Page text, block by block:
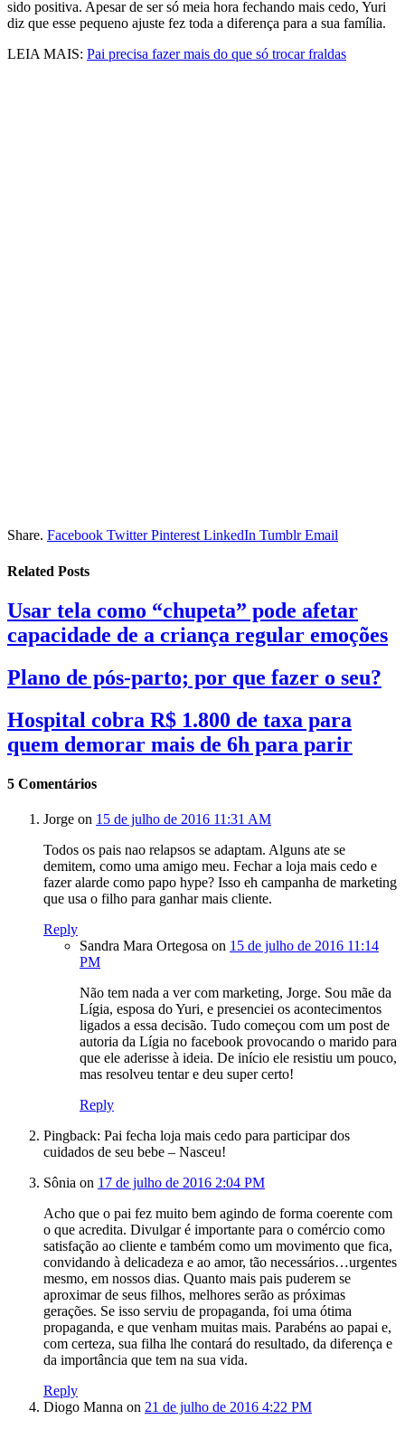
sido positiva. Apesar de ser só meia hora fechando mais cedo, Yuri
diz que esse pequeno ajuste fez toda a diferença para a sua família.
LEIA MAIS: Pai precisa fazer mais do que só trocar fraldas
Share. Facebook Twitter Pinterest LinkedIn Tumblr Email
Related Posts
Usar tela como “chupeta” pode afetar
capacidade de a criança regular emoções
Plano de pós-parto; por que fazer o seu?
Hospital cobra R$ 1.800 de taxa para
quem demorar mais de 6h para parir
5 Comentários
Jorge on 15 de julho de 2016 11:31 AM
Todos os pais nao relapsos se adaptam. Alguns ate se
demitem, como uma amigo meu. Fechar a loja mais cedo e
fazer alarde como papo hype? Isso eh campanha de marketing
que usa o filho para ganhar mais cliente.
Reply
Sandra Mara Ortegosa on 15 de julho de 2016 11:14
PM
Não tem nada a ver com marketing, Jorge. Sou mãe da
Lígia, esposa do Yuri, e presenciei os acontecimentos
ligados a essa decisão. Tudo começou com um post de
autoria da Lígia no facebook provocando o marido para
que ele aderisse à ideia. De início ele resistiu um pouco,
mas resolveu tentar e deu super certo!
Reply
Pingback: Pai fecha loja mais cedo para participar dos
cuidados de seu bebe – Nasceu!
Sônia on 17 de julho de 2016 2:04 PM
Acho que o pai fez muito bem agindo de forma coerente com
o que acredita. Divulgar é importante para o comércio como
satisfação ao cliente e também como um movimento que fica,
convidando à delicadeza e ao amor, tão necessários…urgentes
mesmo, em nossos dias. Quanto mais pais puderem se
aproximar de seus filhos, melhores serão as próximas
gerações. Se isso serviu de propaganda, foi uma ótima
propaganda, e que venham muitas mais. Parabéns ao papai e,
com certeza, sua filha lhe contará do resultado, da diferença e
da importância que tem na sua vida.
Reply
Diogo Manna on 21 de julho de 2016 4:22 PM